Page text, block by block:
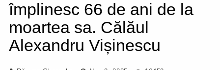
împlinesc 66 de ani de la
moartea sa. Călăul
Alexandru Vișinescu